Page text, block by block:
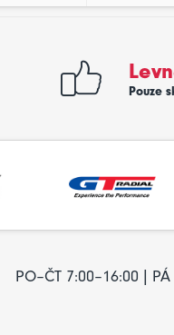
Pouze
PO–ČT 7:00–16:00 |